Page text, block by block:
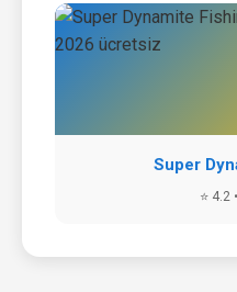
Super
⭐ 4.2